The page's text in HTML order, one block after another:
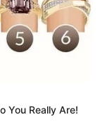
You Really Are!